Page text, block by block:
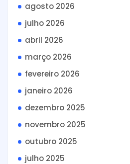
agosto 2026
julho 2026
abril 2026
março 2026
fevereiro 2026
janeiro 2026
dezembro 2025
novembro 2025
outubro 2025
julho 2025